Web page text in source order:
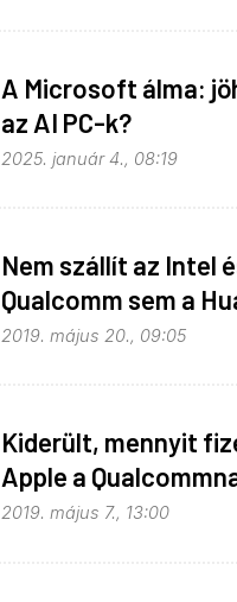
A Microsoft álma:
az AI PC-k?
2025. január 4., 08:19
Nem szállít az Intel
Qualcomm sem a
2019. május 20., 09:05
Kiderült, mennyit
Apple a
2019. május 7., 13:00